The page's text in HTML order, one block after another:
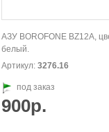
АЗУ BOROFONE BZ12A,
белый.
Артикул: 3276.16
под заказ
900р.